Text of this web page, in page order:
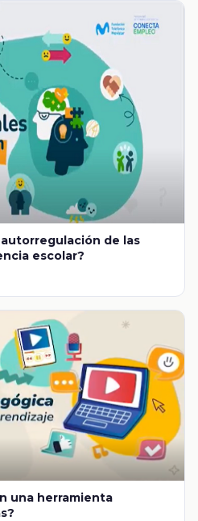
de las
escolar?
una herramienta